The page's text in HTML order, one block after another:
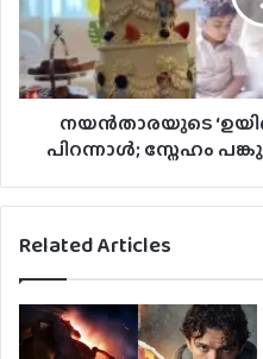
നയൻതാരയുടെ
പിറന്നാൾ; സ്നേഹം
Related Articles